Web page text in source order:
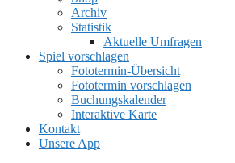
Archiv
Statistik
Aktuelle Umfragen
Spiel vorschlagen
Fototermin-Übersicht
Fototermin vorschlagen
Buchungskalender
Interaktive Karte
Kontakt
Unsere App